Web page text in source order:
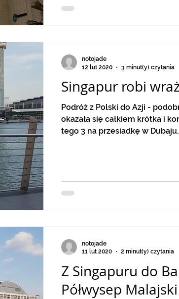
Singapur robi
Podróż z Polski do Azji -
okazała się całkiem krótka i
tego 3 na przesiadkę w
notojade
12 lut 2020
3 minut(y) czytania
Z Singapuru do
Półwysep
notojade
11 lut 2020
2 minut(y) czytania